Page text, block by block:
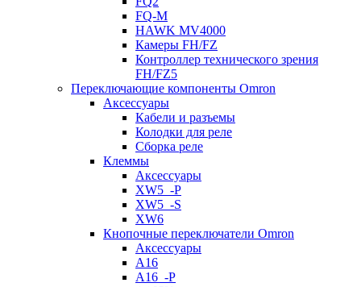
FQ-M
HAWK MV4000
Камеры FH/FZ
Контроллер технического зрения
FH/FZ5
Переключающие компоненты Omron
Аксессуары
Кабели и разъемы
Колодки для реле
Сборка реле
Клеммы
Аксессуары
XW5_-P
XW5_-S
XW6
Кнопочные переключатели Omron
Аксессуары
A16
A16_-P